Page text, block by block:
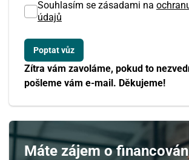
Souhlasím se zásadami na
údajů
Zítra vám zavoláme, pokud to
pošleme vám e-mail. Děkujeme!
Máte zájem o